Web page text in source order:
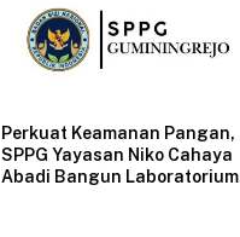
Perkuat Keamanan Pangan,
SPPG Yayasan Niko Cahaya
Abadi Bangun Laboratorium